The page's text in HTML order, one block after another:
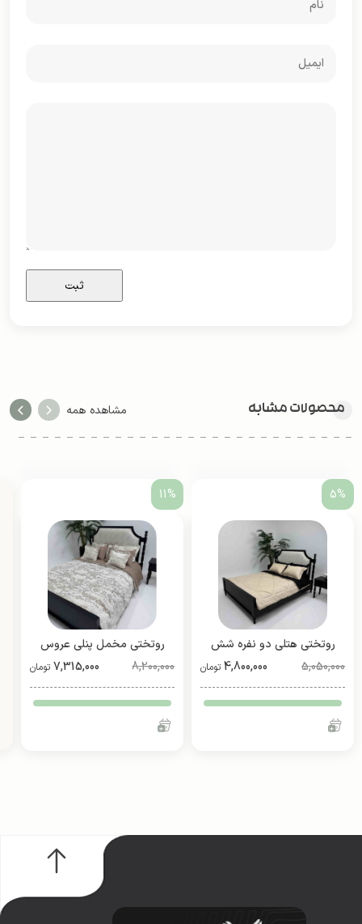
محصولات مشابه مشاهده همه
5%
روتختی هتلی دو نفره شش
تیکه
5,050,000
4,800,000 تومان
11%
روتختی مخمل پنلی عروس
(طرح 1)
8,200,000
7,315,000 تومان